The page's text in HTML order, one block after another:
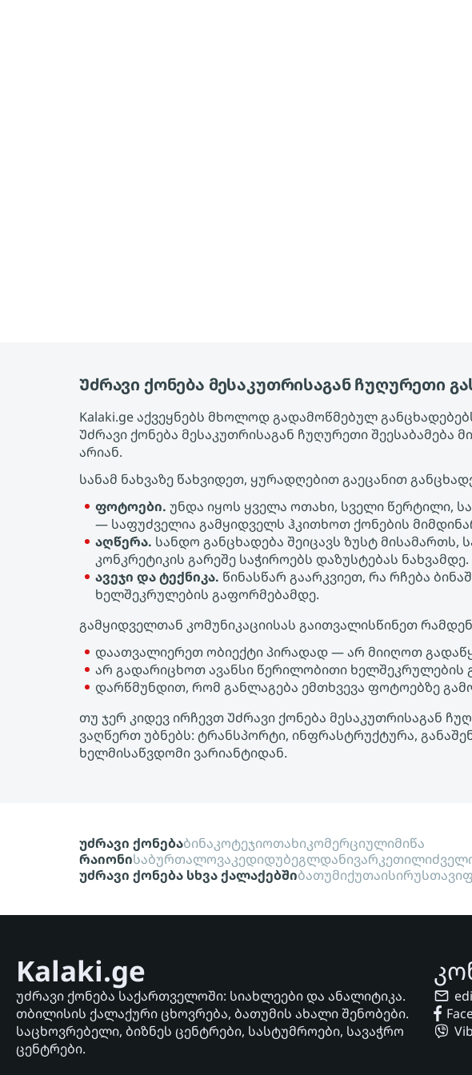
Უძრავი ქონება მესაკუთრისაგან ჩუღურეთი
Kalaki.ge აქვეყნებს მხოლოდ გადამოწმებულ
Უძრავი ქონება მესაკუთრისაგან ჩუღურეთი
არიან.
სანამ ნახვაზე წახვიდეთ, ყურადღებით გაეცანით
ფოტოები. უნდა იყოს ყველა ოთახი, სველი წერტილი,
— საფუძველია გამყიდველს ჰკითხოთ ქონების
აღწერა. სანდო განცხადება შეიცავს ზუსტ
კონკრეტიკის გარეშე საჭიროებს დაზუსტებას ნახვამდე.
ავეჯი და ტექნიკა. წინასწარ გაარკვიეთ, რა რჩება
ხელშეკრულების გაფორმებამდე.
გამყიდველთან კომუნიკაციისას გაითვალისწინეთ
დაათვალიერეთ ობიექტი პირადად — არ მიიღოთ
არ გადარიცხოთ ავანსი წერილობითი ხელშეკრულების
დარწმუნდით, რომ განლაგება ემთხვევა ფოტოებზე
თუ ჯერ კიდევ ირჩევთ Უძრავი ქონება მესაკუთრისაგან
ვაღწერთ უბნებს: ტრანსპორტი, ინფრასტრუქტურა,
ხელმისაწვდომი ვარიანტიდან.
უძრავი ქონებაბინაკოტეჯიოთახიკომერციულიმიწა
რაიონისაბურთალოვაკედიდუბეგლდანივარკეთილი
უძრავი ქონება სხვა ქალაქებშიბათუმიქუთაისირუსთავი
Kalaki.ge
უძრავი ქონება საქართველოში: სიახლეები და ანალიტიკა.
თბილისის ქალაქური ცხოვრება, ბათუმის ახალი შენობები.
საცხოვრებელი, ბიზნეს ცენტრები, სასტუმროები, სავაჭრო
ცენტრები.